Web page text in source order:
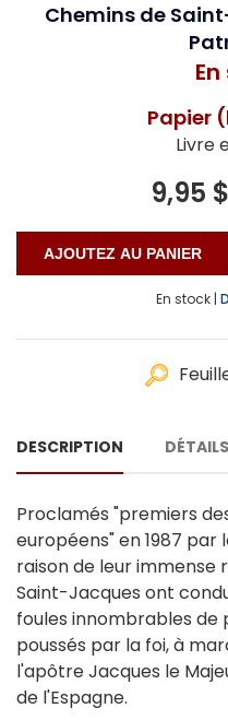
Chemins de
Papier
Livre
9,95 $
En stock |
DESCRIPTION DÉTAILS
Proclamés "premiers
européens" en 1987 par
raison de leur immense
Saint-Jacques ont
foules innombrables de
poussés par la foi, à
l'apôtre Jacques le
de l'Espagne.